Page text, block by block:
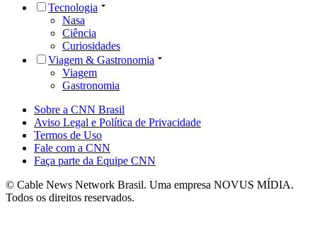
Tecnologia
Nasa
Ciência
Curiosidades
Viagem & Gastronomia
Viagem
Gastronomia
Sobre a CNN Brasil
Aviso Legal e Política de Privacidade
Termos de Uso
Fale com a CNN
Faça parte da Equipe CNN
© Cable News Network Brasil. Uma empresa NOVUS MÍDIA.
Todos os direitos reservados.